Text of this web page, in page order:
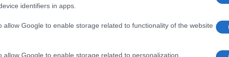
identifiers in apps.
allow Google to enable storage related to functionality of the website
allow Google to enable storage related to personalization.